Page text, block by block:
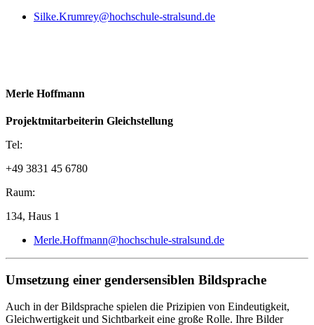
Silke.Krumrey@hochschule-stralsund.de
Merle Hoffmann
Projektmitarbeiterin Gleichstellung
Tel:
+49 3831 45 6780
Raum:
134, Haus 1
Merle.Hoffmann@hochschule-stralsund.de
Um­set­zung einer gen­der­sen­si­blen Bild­spra­che
Auch in der Bildsprache spielen die Prizipien von Eindeutigkeit,
Gleichwertigkeit und Sichtbarkeit eine große Rolle. Ihre Bilder